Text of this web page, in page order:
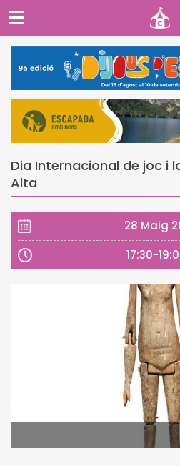
Dia Internacional de joc i
Alta
28 Maig
17:30-